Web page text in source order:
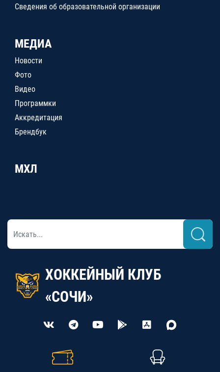
Сведения об образовательной организации
МЕДИА
Новости
Фото
Видео
Программки
Аккредитация
Брендбук
МХЛ
ХОККЕЙНЫЙ КЛУБ
«СОЧИ»